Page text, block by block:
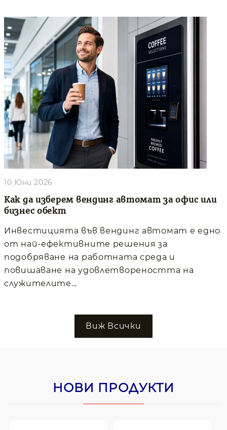
Как да изберем вендинг автомат за офис или
бизнес обект
10 Юни 2026
Инвестицията във вендинг автомат е едно
от най-ефективните решения за
подобряване на работната среда и
повишаване на удовлетвореността на
служителите...
Виж Всички
НОВИ ПРОДУКТИ